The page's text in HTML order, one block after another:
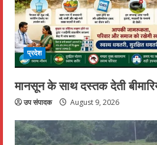
प्रदेश
मानसून के साथ दस्तक देती
उप संपादक August 9, 2026